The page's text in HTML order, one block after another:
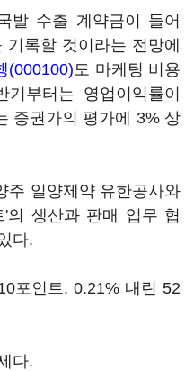
발 수출 계약금이 들어
록할 것이라는 전망에
(000100)도 마케팅 비용
부터는 영업이익률이
증권가의 평가에 3% 상
주 일양제약 유한공사와
의 생산과 판매 업무 협
다.
포인트, 0.21% 내린 52
다.